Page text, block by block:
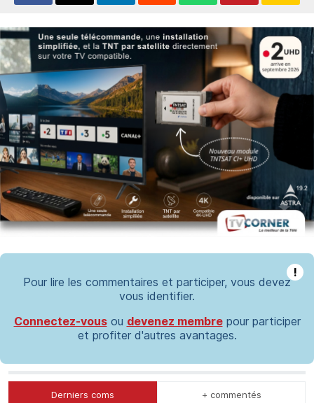
!
Pour lire les commentaires et participer, vous devez
vous identifier.
Connectez-vousou devenez membrepour participer
et profiter d'autres avantages.
Derniers coms + commentés